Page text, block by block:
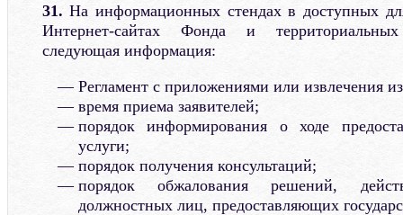
31.На информационных стендах в доступных
Интернет-сайтах Фонда и
следующая информация:
Регламент с приложениями или извлечения
время приема заявителей;
порядок информирования о ходе
услуги;
порядок получения консультаций;
порядок обжалования решений,
должностных лиц, предоставляющих